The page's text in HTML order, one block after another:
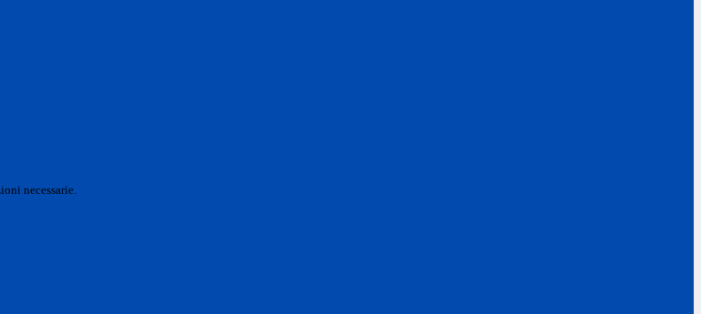
necessarie.